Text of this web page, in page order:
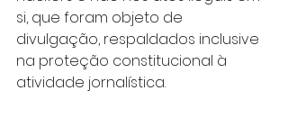
si, que foram objeto de
divulgação, respaldados inclusive
na proteção constitucional à
atividade jornalística.